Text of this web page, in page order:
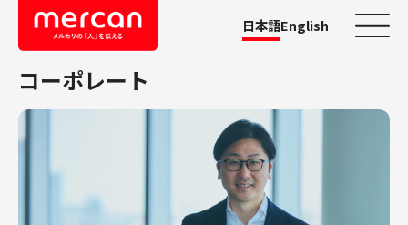
日本語English
コーポレート